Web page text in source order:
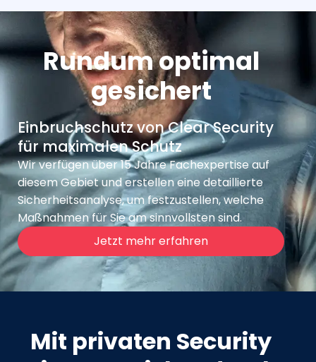
Rundum optimal
gesichert
Einbruchschutz von Clear Security
für maximalen Schutz
Wir verfügen über 15 Jahre Fachexpertise auf
diesem Gebiet und erstellen eine detaillierte
Sicherheitsanalyse, um festzustellen, welche
Maßnahmen für Sie am sinnvollsten sind.
Jetzt mehr erfahren
Mit privaten Security